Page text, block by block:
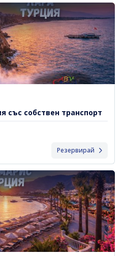
със собствен транспорт
Резервирай